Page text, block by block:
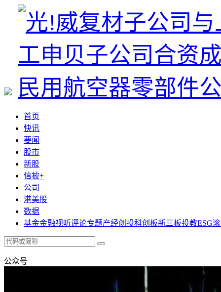
首页
快讯
要闻
股市
新股
信披+
公司
港美股
数据
基金金融视听评论专题产经创投科创板新三板投教ESG
公众号